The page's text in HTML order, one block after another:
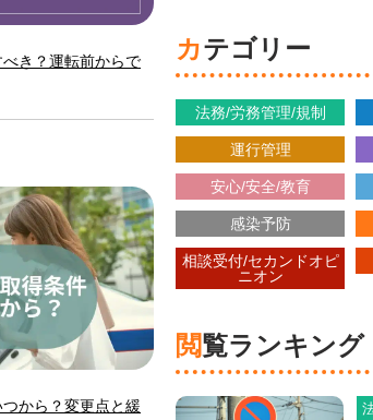
き？運転前からで
から？変更点と緩
カテゴリー
法務/労務管理/規制
運行管理
安心/安全/教育
感染予防
相談受付/セカンドオピ
ニオン
閲覧ランキング